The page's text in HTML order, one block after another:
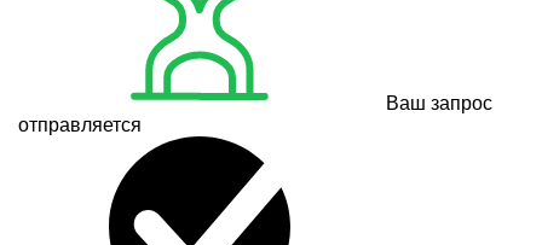
Ваш запрос
отправляется